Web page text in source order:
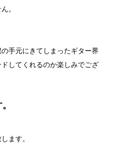
。
手元にきてしまったギター界
してくれるのか楽しみでござ
ます。